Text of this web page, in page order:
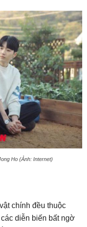
Ho (Ảnh: Internet)
chính đều thuộc
diễn biến bất ngờ